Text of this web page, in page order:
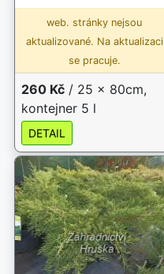
web. stránky nejsou
aktualizované. Na aktualizaci
se pracuje.
260 Kč / 25 x 80cm,
kontejner 5 l
DETAIL